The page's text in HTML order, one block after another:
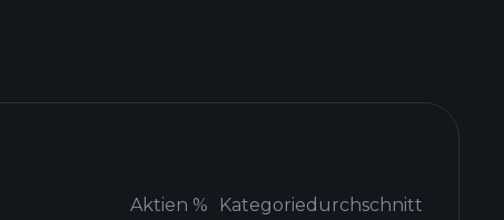
Aktien % Kategoriedurchschnitt